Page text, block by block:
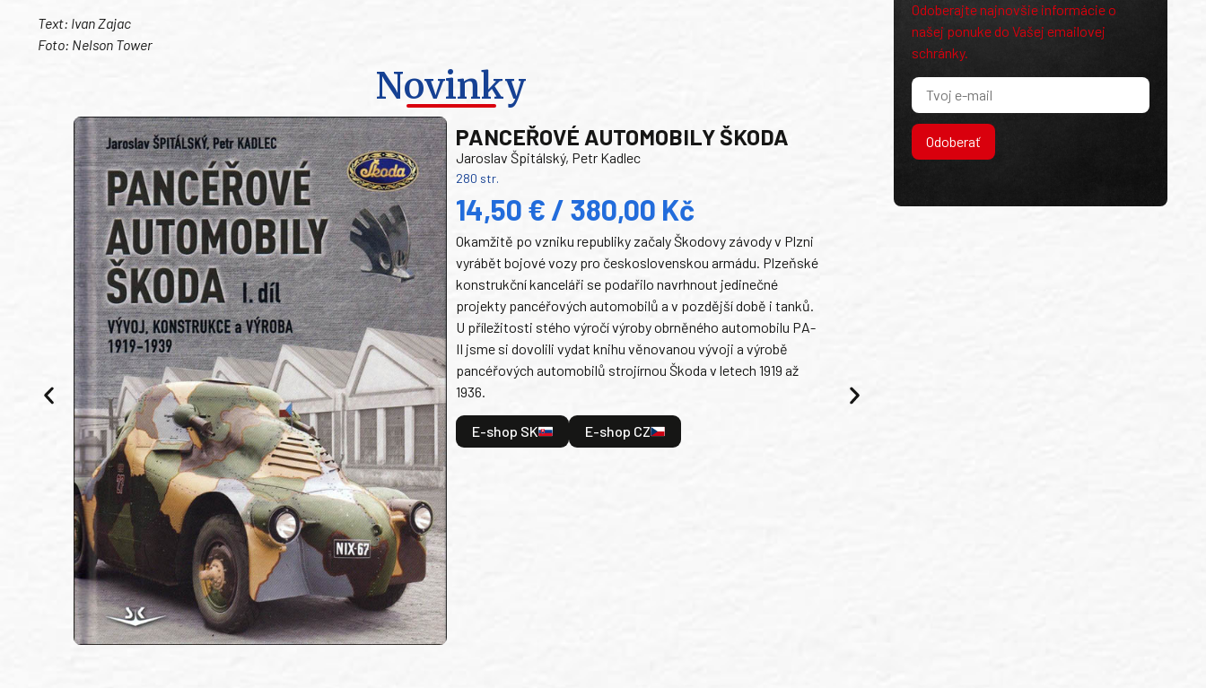
Text: Ivan Zajac
Foto: Nelson Tower
Novinky
PANCEŘOVÉ AUTOMOBILY ŠKODA
Jaroslav Špitálský, Petr Kadlec
280 str.
14,50 € / 380,00 Kč
Okamžitě po vzniku republiky začaly Škodovy závody v Plzni
vyrábět bojové vozy pro československou armádu. Plzeňské
konstrukční kanceláři se podařilo navrhnout jedinečné
projekty pancéřových automobilů a v pozdější době i tanků.
U příležitosti stého výročí výroby obrněného automobilu PA-
II jsme si dovolili vydat knihu věnovanou vývoji a výrobě
pancéřových automobilů strojírnou Škoda v letech 1919 až
1936.
E-shop SK E-shop CZ
Odoberajte najnovšie informácie o
našej ponuke do Vašej emailovej
schránky.
Odoberať